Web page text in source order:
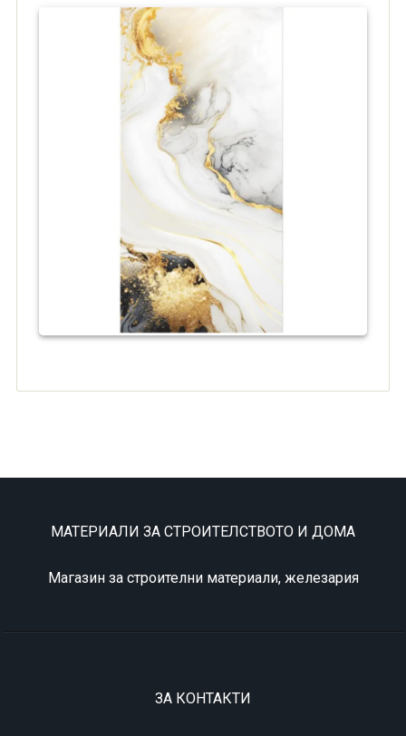
МАТЕРИАЛИ ЗА СТРОИТЕЛСТВОТО И ДОМА
Магазин за строителни материали, железария
ЗА КОНТАКТИ